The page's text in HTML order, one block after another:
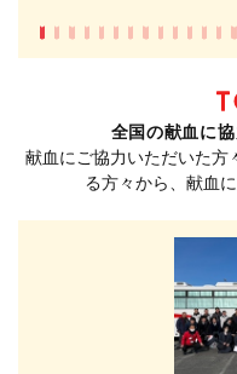
全国の献血に
献血にご協力いただいた方
る方々から、献血